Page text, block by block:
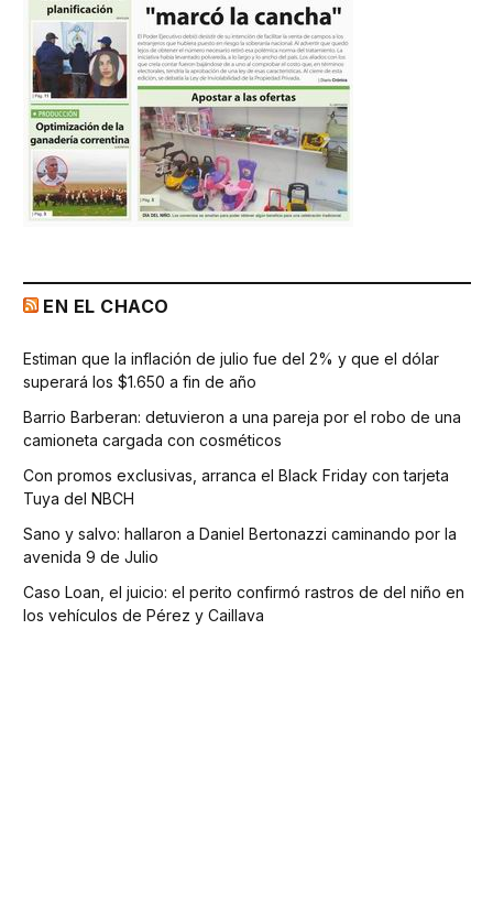
EN EL CHACO
Estiman que la inflación de julio fue del 2% y que el dólar
superará los $1.650 a fin de año
Barrio Barberan: detuvieron a una pareja por el robo de una
camioneta cargada con cosméticos
Con promos exclusivas, arranca el Black Friday con tarjeta
Tuya del NBCH
Sano y salvo: hallaron a Daniel Bertonazzi caminando por la
avenida 9 de Julio
Caso Loan, el juicio: el perito confirmó rastros de del niño en
los vehículos de Pérez y Caillava